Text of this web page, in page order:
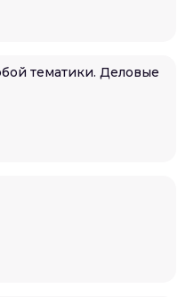
тематики. Деловые